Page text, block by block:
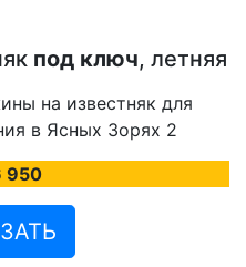
под ключ, летняя
950